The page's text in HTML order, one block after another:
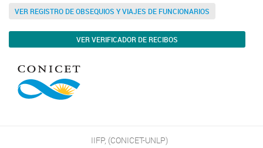
VER REGISTRO DE OBSEQUIOS Y VIAJES DE FUNCIONARIOS
VER VERIFICADOR DE RECIBOS
IIFP, (CONICET-UNLP)